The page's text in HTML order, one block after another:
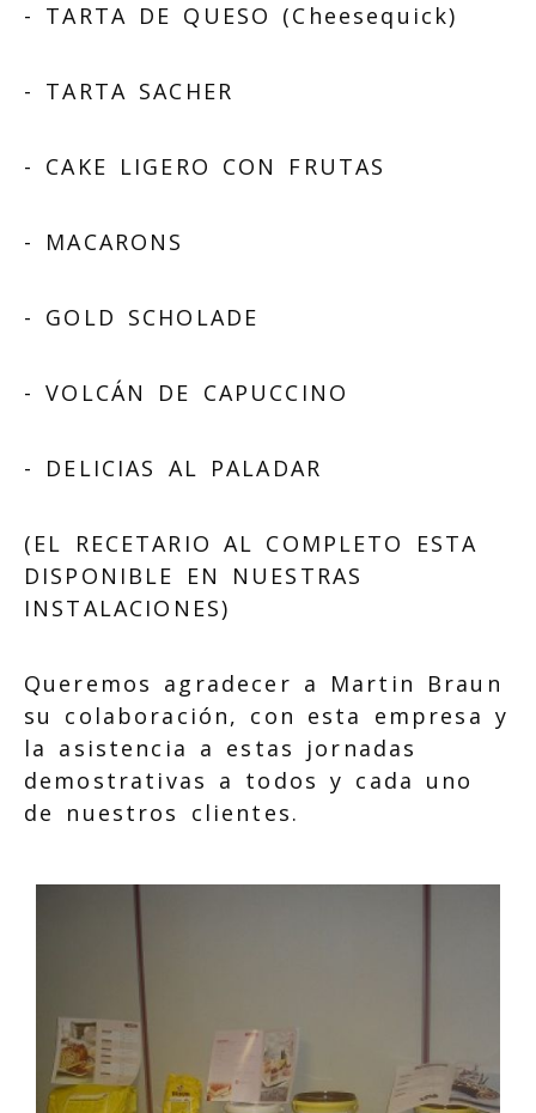
- TARTA DE QUESO (Cheesequick)
- TARTA SACHER
- CAKE LIGERO CON FRUTAS
- MACARONS
- GOLD SCHOLADE
- VOLCÁN DE CAPUCCINO
- DELICIAS AL PALADAR
(EL RECETARIO AL COMPLETO ESTA
DISPONIBLE EN NUESTRAS
INSTALACIONES)
Queremos agradecer a Martin Braun
su colaboración, con esta empresa y
la asistencia a estas jornadas
demostrativas a todos y cada uno
de nuestros clientes.